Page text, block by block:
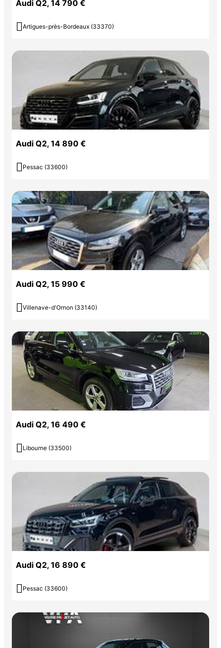
Audi Q2, 14 790 €
 Artigues-près-Bordeaux (33370)
Audi Q2, 14 890 €
 Pessac (33600)
Audi Q2, 15 990 €
 Villenave-d'Ornon (33140)
Audi Q2, 16 490 €
 Libourne (33500)
Audi Q2, 16 890 €
 Pessac (33600)